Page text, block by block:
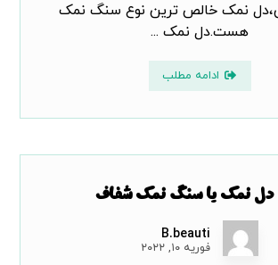
نمک خالص ترین نوع سنگ نمک
هست.دل نمک ...
ادامه مطلب
دل نمک یا سنگ نمک شفاف
B.beauti
فوریه ۱۰, ۲۰۲۲